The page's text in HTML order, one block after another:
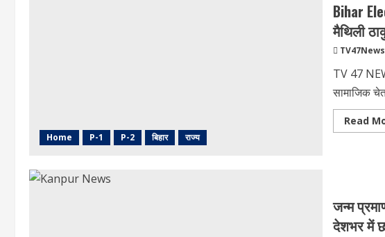
Home P-1 P-2 बिहार राज्य
Bihar
मैथिली
TV47News
TV 47
सामाजिक
Read
जन्म
देशभर में